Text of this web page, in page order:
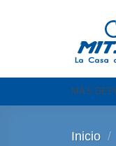
MÁS
Inicio /